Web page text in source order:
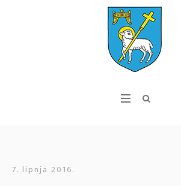
7. lipnja 2016.